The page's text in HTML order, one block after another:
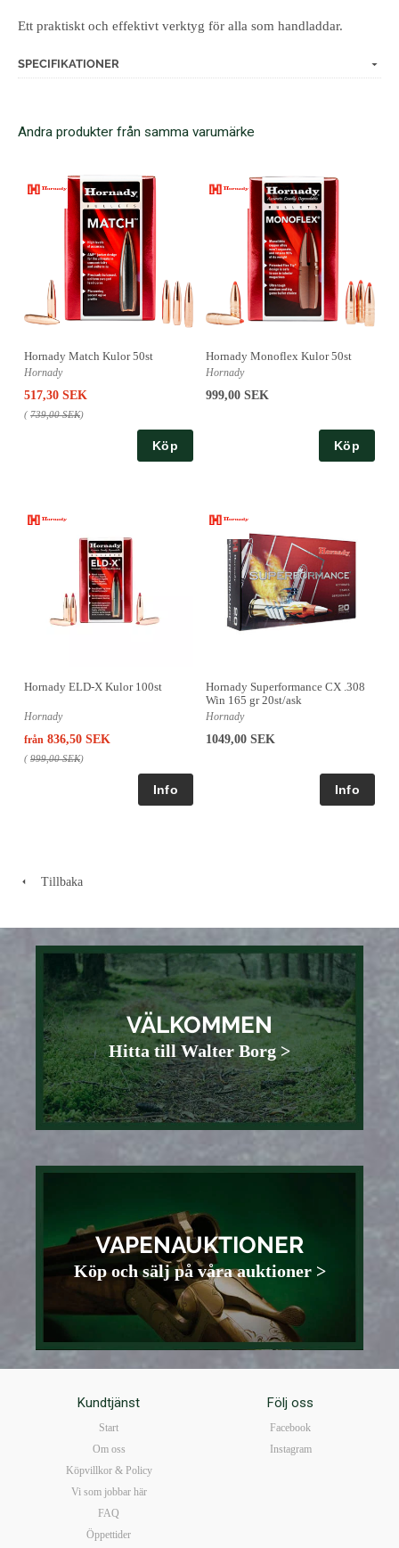
Ett praktiskt och effektivt verktyg för alla som handladdar.
SPECIFIKATIONER
Andra produkter från samma varumärke
Hornady Match Kulor 50st
Hornady
517,30 SEK
( 739,00 SEK)
Köp
Hornady Monoflex Kulor 50st
Hornady
999,00 SEK
Köp
Hornady ELD-X Kulor 100st
Hornady
från 836,50 SEK
( 999,00 SEK)
Hornady Superformance CX .308
Win 165 gr 20st/ask
Hornady
1049,00 SEK
Tillbaka
VÄLKOMMEN
Hitta till Walter Borg >
VAPENAUKTIONER
Köp och sälj på våra auktioner >
Kundtjänst
Start
Om oss
Köpvillkor & Policy
Vi som jobbar här
FAQ
Öppettider
Följ oss
Facebook
Instagram